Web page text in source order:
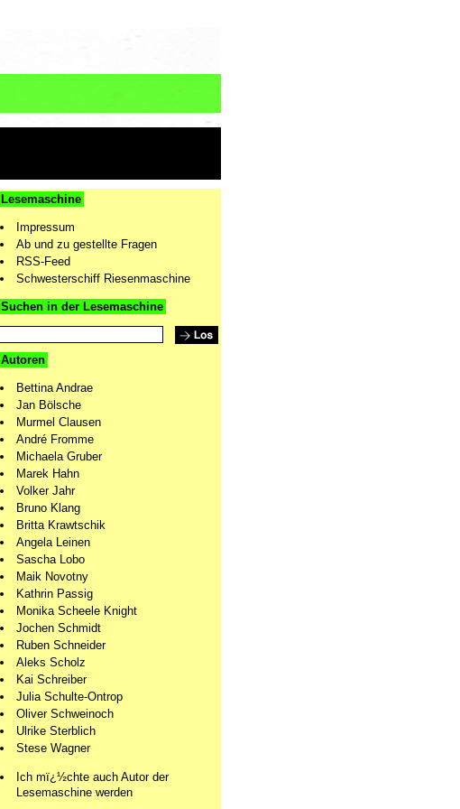
Lesemaschine
Impressum
Ab und zu gestellte Fragen
RSS-Feed
Schwesterschiff Riesenmaschine
Suchen in der Lesemaschine
Autoren
Bettina Andrae
Jan Bölsche
Murmel Clausen
André Fromme
Michaela Gruber
Marek Hahn
Volker Jahr
Bruno Klang
Britta Krawtschik
Angela Leinen
Sascha Lobo
Maik Novotny
Kathrin Passig
Monika Scheele Knight
Jochen Schmidt
Ruben Schneider
Aleks Scholz
Kai Schreiber
Julia Schulte-Ontrop
Oliver Schweinoch
Ulrike Sterblich
Stese Wagner
Ich mï¿½chte auch Autor der
Lesemaschine werden